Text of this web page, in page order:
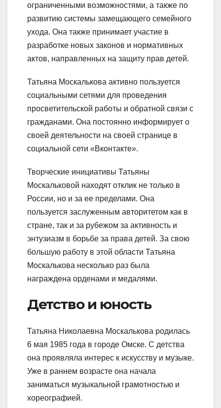
ограниченными возможностями, а также по
развитию системы замещающего семейного
ухода. Она также принимает участие в
разработке новых законов и нормативных
актов, направленных на защиту прав детей.
Татьяна Москалькова активно пользуется
социальными сетями для проведения
просветительской работы и обратной связи с
гражданами. Она постоянно информирует о
своей деятельности на своей странице в
социальной сети «Вконтакте».
Творческие инициативы Татьяны
Москальковой находят отклик не только в
России, но и за ее пределами. Она
пользуется заслуженным авторитетом как в
стране, так и за рубежом за активность и
энтузиазм в борьбе за права детей. За свою
большую работу в этой области Татьяна
Москалькова несколько раз была
награждена орденами и медалями.
Детство и юность
Татьяна Николаевна Москалькова родилась
6 мая 1985 года в городе Омске. С детства
она проявляла интерес к искусству и музыке.
Уже в раннем возрасте она начала
заниматься музыкальной грамотностью и
хореографией.